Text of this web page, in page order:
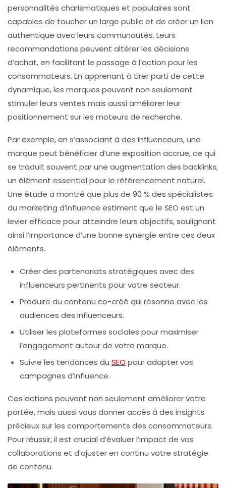
personnalités charismatiques et populaires sont
capables de toucher un large public et de créer un lien
authentique avec leurs communautés. Leurs
recommandations peuvent altérer les décisions
d’achat, en facilitant le passage à l’action pour les
consommateurs. En apprenant à tirer parti de cette
dynamique, les marques peuvent non seulement
stimuler leurs ventes mais aussi améliorer leur
positionnement sur les moteurs de recherche.
Par exemple, en s’associant à des influenceurs, une
marque peut bénéficier d’une exposition accrue, ce qui
se traduit souvent par une augmentation des backlinks,
un élément essentiel pour le référencement naturel.
Une étude a montré que plus de 90 % des spécialistes
du marketing d’influence estiment que le SEO est un
levier efficace pour atteindre leurs objectifs, soulignant
ainsi l’importance d’une bonne synergie entre ces deux
éléments.
Créer des partenariats stratégiques avec des
influenceurs pertinents pour votre secteur.
Produire du contenu co-créé qui résonne avec les
audiences des influenceurs.
Utiliser les plateformes sociales pour maximiser
l’engagement autour de votre marque.
Suivre les tendances du SEO pour adapter vos
campagnes d’influence.
Ces actions peuvent non seulement améliorer votre
portée, mais aussi vous donner accès à des insights
précieux sur les comportements des consommateurs.
Pour réussir, il est crucial d’évaluer l’impact de vos
collaborations et d’ajuster en continu votre stratégie
de contenu.